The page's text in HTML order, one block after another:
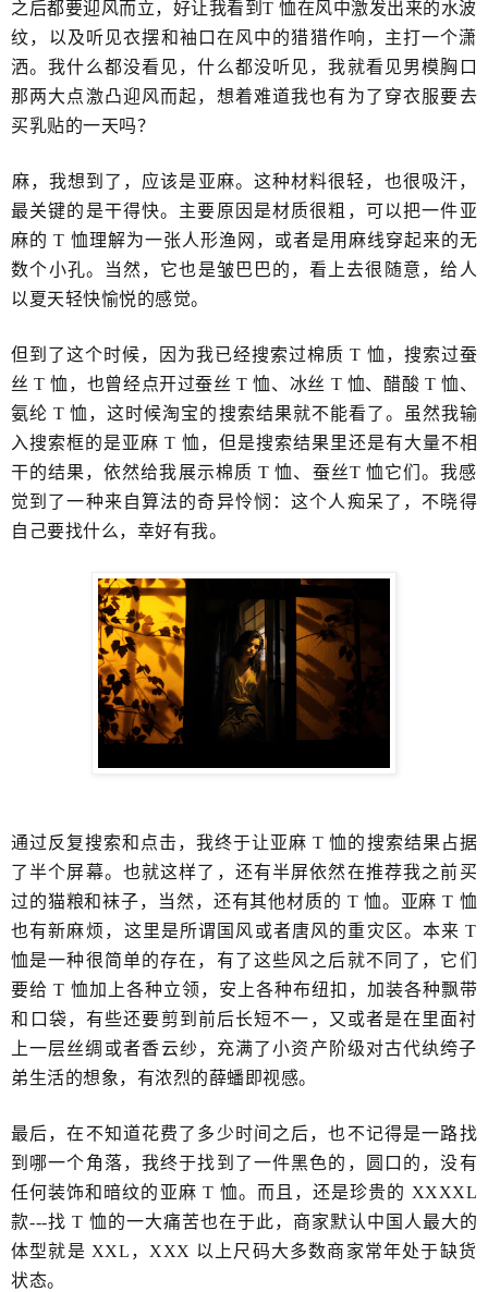
之后都要迎风而立，好让我看到T 恤在风中激发出来的水波
纹，​以及听见衣摆和袖口在风中的猎猎作响，主打一个潇
洒。我什么都没看见，什么都没听见，我就看见男模胸口
那两大点激凸迎风而起，想着难道我也有为了穿衣服要去
买乳贴的一天​吗？
​麻，我想到了，应该是亚麻。这种材料很轻，也很吸汗，​
最关键的是干得快。主要原因是材质很粗，可以把一件亚
麻的 T 恤理解为一张人形渔网，或者是用麻线穿起来的无
数个​小孔。当然，它也是皱巴巴的，看上去很随意，​给人
以夏天轻快愉悦的感觉。
但到了这个时候，因为我已经搜索过棉质 T 恤，搜索过蚕
丝 T 恤，也曾经点开过蚕丝 T 恤、冰丝 T 恤、醋酸 T 恤、
氨纶 T 恤，这时候淘宝的​搜索结果就不能看了。虽然我输
入搜索框的是亚麻 T 恤，但是搜索结果里还是有大量不相
干的结果，依然给我展示棉质 T 恤、蚕丝T 恤它们。我感
觉到了一种来自算法的奇异怜悯：这个人痴呆了，不晓得
自己要找什么，​幸好有我。
通过反复搜索和点击，我终于让亚麻 T 恤的​搜索结果占据
了半个屏幕。也就这样了，还有半屏依然在推荐我之前买
过的猫粮和袜子​，当然，还有其他材质的 T 恤。亚麻 T 恤
也有新麻烦，​这里是所谓国风或者唐风的重灾区。本来 T
恤是一种很简单的存在，有了这些风之后就不同了，它们
要给 T 恤加上各种立领，安上各种布纽扣，加装各种飘带
和​口袋，有些还要剪到前后长短不一，又或者是在里面衬
上一层丝绸​或者香云纱，充满了小资产阶级对古代纨绔子
弟生活的想象，有浓烈​的薛蟠即视感。
最后，在不知道花费了多少时间之后，也不记得是一路找
到哪一个角落，我终于找到了一件黑色的，圆口的，没有
任何装饰和暗纹的​亚麻 T 恤。而且，还是珍贵的 XXXXL​
款---找 T 恤的一大痛苦也在于此，商家默认中国人最大的
体型就是 XXL，XXX 以上尺码大多数商家常年处于​缺货
状态。